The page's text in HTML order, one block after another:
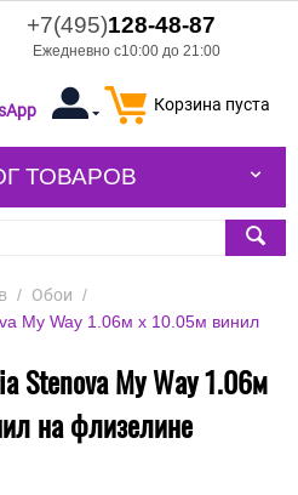
+7(495)128-48-87
Ежедневно с10:00 до 21:00
Корзина пуста
ТОВАРОВ
/ Обои /
My Way 1.06м x 10.05м винил
Stenova My Way 1.06м
на флизелине